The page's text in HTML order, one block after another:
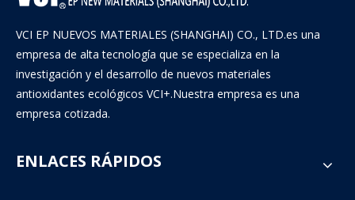
VCI EP NUEVOS MATERIALES (SHANGHAI) CO., LTD.es una
empresa de alta tecnología que se especializa en la
investigación y el desarrollo de nuevos materiales
antioxidantes ecológicos VCI+.Nuestra empresa es una
empresa cotizada.
ENLACES RÁPIDOS